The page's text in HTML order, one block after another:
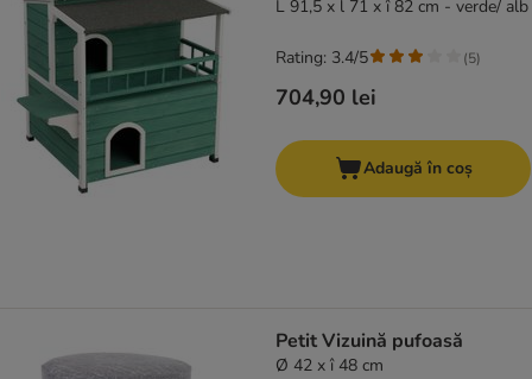
L 91,5 x l 71 x î 82 cm - verde/ alb
704,90 lei
Rating: 3.4/5 (5)
Adaugă în coș
Petit Vizuină pufoasă
Ø 42 x î 48 cm